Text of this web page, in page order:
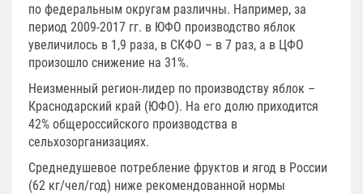
по федеральным округам различны. Например, за
период 2009-2017 гг. в ЮФО производство яблок
увеличилось в 1,9 раза, в СКФО – в 7 раз, а в ЦФО
произошло снижение на 31%.
Неизменный регион-лидер по производству яблок –
Краснодарский край (ЮФО). На его долю приходится
42% общероссийского производства в
сельхозорганизациях.
Среднедушевое потребление фруктов и ягод в России
(62 кг/чел/год) ниже рекомендованной нормы